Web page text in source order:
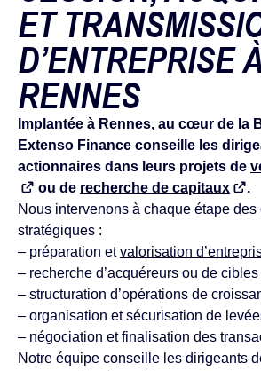
ET
D’ENTREPRISE À
RENNES
Implantée à Rennes, au cœur de la
Extenso Finance conseille les
actionnaires dans leurs projets de
ou de recherche de capitaux
.
Nous intervenons à chaque étape des
stratégiques :
– préparation etvalorisation
– recherche d’acquéreurs ou de cibles
– structuration d’opérations de
– organisation et sécurisation de
– négociation et finalisation des
Notre équipe conseille les dirigeants